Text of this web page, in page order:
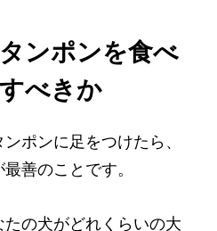
ンポンを食べ
べきか
ポンに足をつけたら、
善のことです。
の犬がどれくらいの大